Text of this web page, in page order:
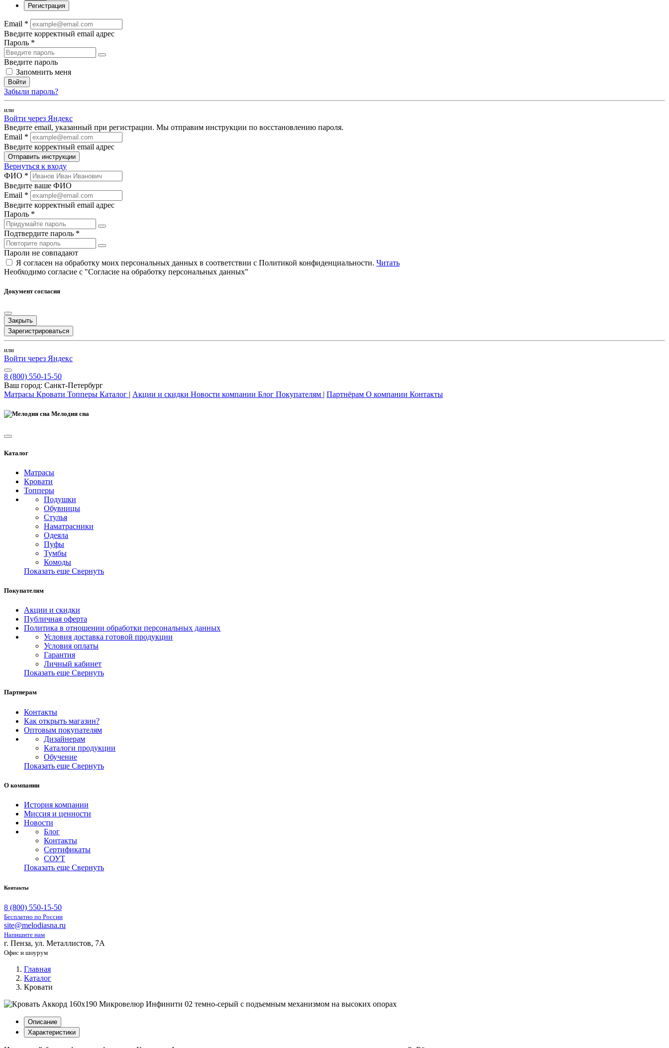
Регистрация
Email *
Введите корректный email адрес
Пароль *
Введите пароль
Запомнить меня
Войти
Забыли пароль?
или
Войти через Яндекс
Введите email, указанный при регистрации. Мы отправим инструкции по восстановлению пароля.
Email *
Введите корректный email адрес
Отправить инструкции
Вернуться к входу
ФИО *
Введите ваше ФИО
Email *
Введите корректный email адрес
Пароль *
Подтвердите пароль *
Пароли не совпадают
Я согласен на обработку моих персональных данных в соответствии с Политикой конфиденциальности. Читать
Необходимо согласие с "Согласие на обработку персональных данных"
Документ согласия
Закрыть
Зарегистрироваться
или
Войти через Яндекс
8 (800) 550-15-50
Ваш город: Санкт-Петербург
Матрасы Кровати Топперы Каталог | Акции и скидки Новости компании Блог Покупателям | Партнёрам О компании Контакты
Мелодия сна
Каталог
Матрасы
Кровати
Топперы
Подушки
Обувницы
Стулья
Наматрасники
Одеяла
Пуфы
Тумбы
Комоды
Показать еще Свернуть
Покупателям
Акции и скидки
Публичная оферта
Политика в отношении обработки персональных данных
Условия доставка готовой продукции
Условия оплаты
Гарантия
Личный кабинет
Показать еще Свернуть
Партнерам
Контакты
Как открыть магазин?
Оптовым покупателям
Дизайнерам
Каталоги продукции
Обучение
Показать еще Свернуть
О компании
История компании
Миссия и ценности
Новости
Блог
Контакты
Сертификаты
СОУТ
Показать еще Свернуть
Контакты
8 (800) 550-15-50
Бесплатно по России
site@melodiasna.ru
Напишите нам
г. Пенза, ул. Металлистов, 7А
Офис и шоурум
Главная
Каталог
Кровати
Описание
Характеристики